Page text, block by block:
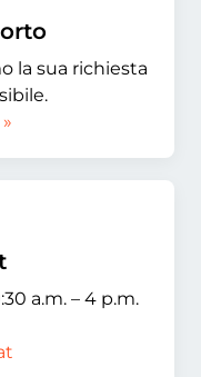
la sua richiesta
a.m. – 4 p.m.